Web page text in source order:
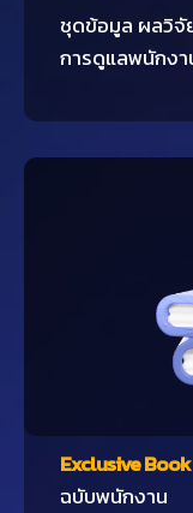
ชุดข้อมูล ผลวิจัย
การดูแลพนักง
Exclusive Book
ฉบับพนักงาน